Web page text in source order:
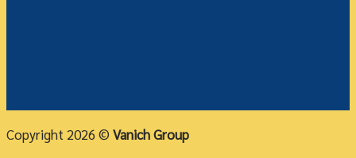
Copyright 2026 © Vanich Group